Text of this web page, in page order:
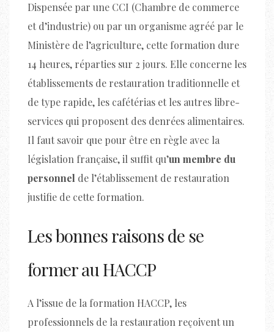
Dispensée par une CCI (Chambre de commerce
et d’industrie) ou par un organisme agréé par le
Ministère de l’agriculture, cette formation dure
14 heures, réparties sur 2 jours. Elle concerne les
établissements de restauration traditionnelle et
de type rapide, les cafétérias et les autres libre-
services qui proposent des denrées alimentaires.
Il faut savoir que pour être en règle avec la
législation française, il suffit qu’un membre du
personnel de l’établissement de restauration
justifie de cette formation.
Les bonnes raisons de se
former au HACCP
A l’issue de la formation HACCP, les
professionnels de la restauration reçoivent un